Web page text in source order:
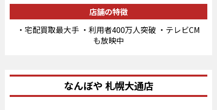
店舗の特徴
・宅配買取最大手 ・利用者400万人突破 ・テレビCM
も放映中
なんぼや 札幌大通店